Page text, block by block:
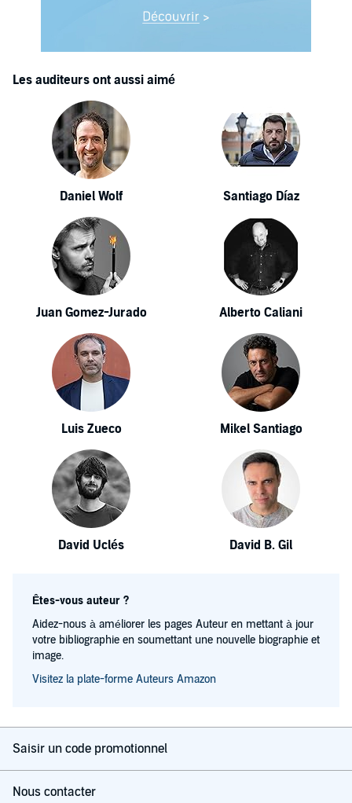
Les auditeurs ont aussi aimé
Daniel Wolf Santiago Díaz
Juan Gomez-Jurado Alberto Caliani
Luis Zueco Mikel Santiago
David Uclés David B. Gil
Êtes-vous auteur ?
Aidez-nous à améliorer les pages Auteur en mettant à jour
votre bibliographie en soumettant une nouvelle biographie et
image.
Visitez la plate-forme Auteurs Amazon
Saisir un code promotionnel
Nous contacter